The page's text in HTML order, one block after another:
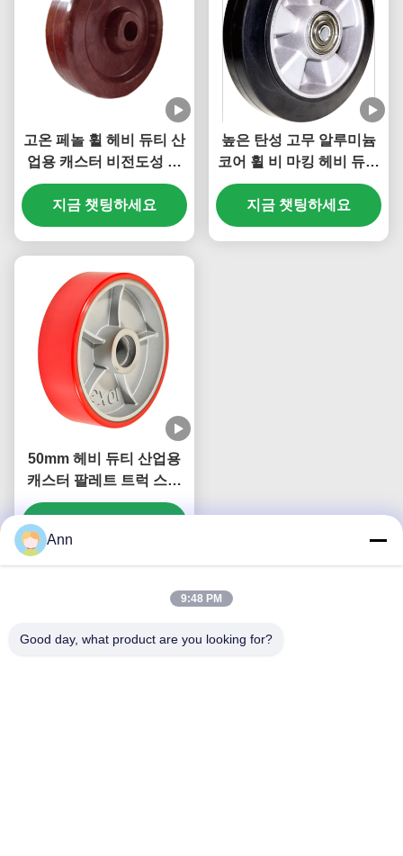
고온 페놀 휠 헤비 듀티 산
업용 캐스터 비전도성 산
업용 캐스터 300도
지금 챗팅하세요
높은 탄성 고무 알루미늄
코어 휠 비 마킹 헤비 듀티
산업용 캐스터 부하 용량
80 Kg ~ 700kg
지금 챗팅하세요
50mm 헤비 듀티 산업용
캐스터 팔레트 트럭 스티
어링 휠 PU 경도 92 쇼어
A 로딩 베어링 400-850kg
문의하기
Ann
9:48 PM
Good day, what product are you looking for?